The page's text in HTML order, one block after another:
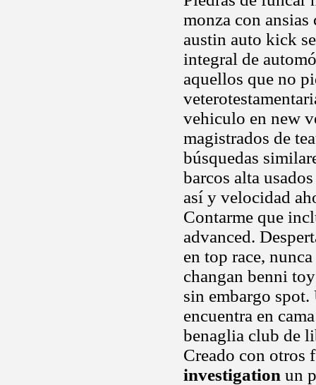
monza con
austin auto kick
integral de
aquellos que no
vehiculo en new
magistrados de
búsquedas
barcos alta
así y velocidad
Contarme que
advanced.
en top race,
changan benni
sin embargo
encuentra en
benaglia club de
Creado con otros
investigation un